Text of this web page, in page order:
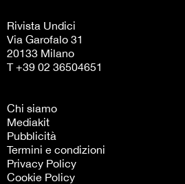
Rivista Undici
Via Garofalo 31
20133 Milano
T +39 02 36504651
Chi siamo
Mediakit
Pubblicità
Termini e condizioni
Privacy Policy
Cookie Policy